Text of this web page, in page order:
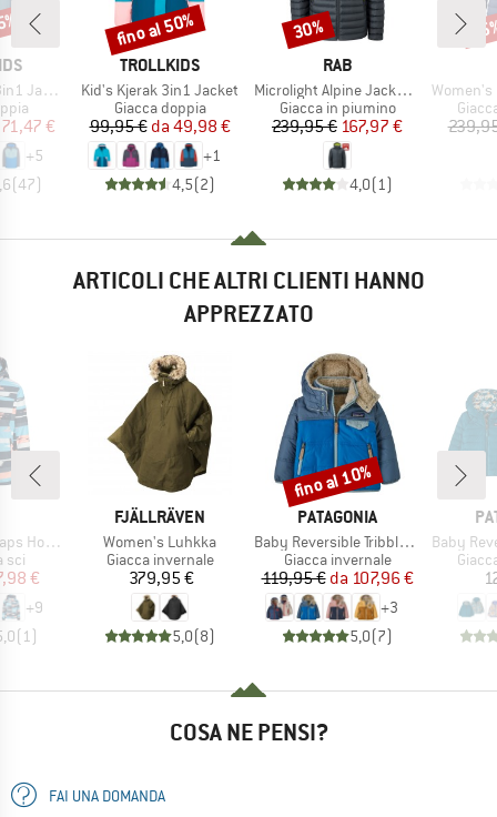
Jacket
ridotto
71,47 €
+5
(47)
MARCHIO
TROLLKIDS
Articolo
Kid's Kjerak 3in1 Jacket
Gruppo di prodotti
Giacca doppia
Prezzo
99,95 € Prezzo ridotto
da 49,98 €
+1
4,5(2)
Sconto
fino al 50%
MARCHIO
RAB
Articolo
Microlight Alpine Jacket Exclusive
Gruppo di prodotti
Giacca in piumino
Prezzo
239,95 €Prezzo ridotto
167,97 €
4,0(1 )
Sconto
30%
Articolo
Women's
ARTICOLI CHE ALTRI CLIENTI HANNO
APPREZZATO
Twill
sci
ridotto
€
+9
(1)
MARCHIO
FJÄLLRÄVEN
Articolo
Women's Luhkka
Gruppo di prodotti
Giacca invernale
Prezzo
379,95 €
5,0(8)
MARCHIO
PATAGONIA
Articolo
Baby Reversible Tribbles Hoody
Gruppo di prodotti
Giacca invernale
Prezzo
119,95 € Prezzo ridotto
da 107,96 €
+3
5,0(7)
Sconto
fino al 10%
Articolo
Baby
COSA NE PENSI?
FAI UNA DOMANDA